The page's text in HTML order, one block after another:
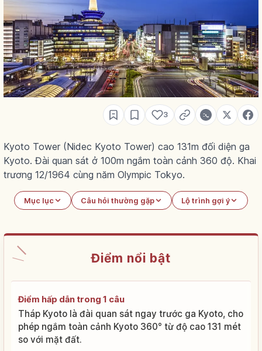
3
Kyoto Tower (Nidec Kyoto Tower) cao 131m đối diện ga
Kyoto. Đài quan sát ở 100m ngắm toàn cảnh 360 độ. Khai
trương 12/1964 cùng năm Olympic Tokyo.
Mục lục Câu hỏi thường gặp Lộ trình gợi ý
Điểm nổi bật
Điểm hấp dẫn trong 1 câu
Tháp Kyoto là đài quan sát ngay trước ga Kyoto, cho
phép ngắm toàn cảnh Kyoto 360° từ độ cao 131 mét
so với mặt đất.